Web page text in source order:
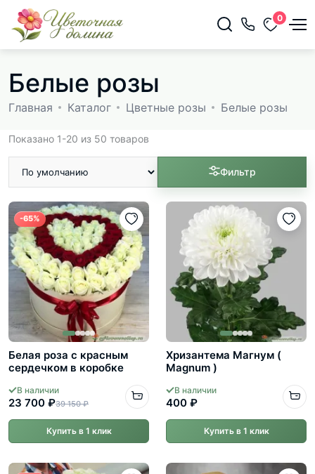
0
Белые розы
Главная Каталог Цветные розы Белые розы
Показано 1-20 из 50 товаров
Фильтр
-65%
Белая роза с красным
сердечком в коробке
В наличии
23 700 ₽39 150 ₽
Купить в 1 клик
Хризантема Магнум (
Magnum )
В наличии
400 ₽
Купить в 1 клик